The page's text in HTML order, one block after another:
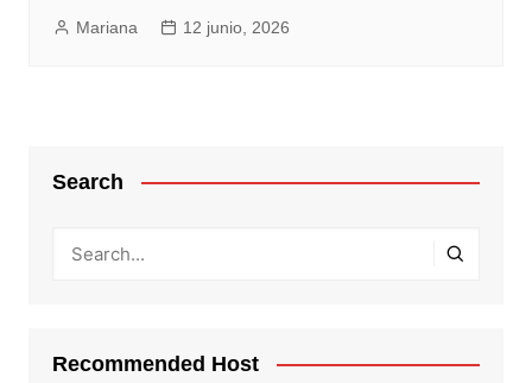
Mariana 12 junio, 2026
Search
Recommended Host